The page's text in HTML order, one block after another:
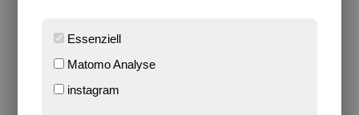
Sari / 20. Juli 2018
mit Produkten, die wir in unserem Alltag nutzen. Wir
Essenziell
Matomo Analyse
instagram